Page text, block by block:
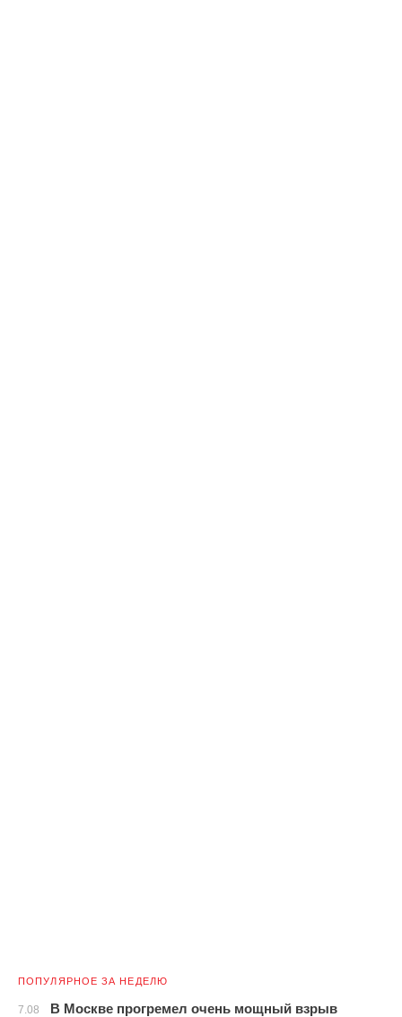
ПОПУЛЯРНОЕ ЗА НЕДЕЛЮ
7.08 В Москве прогремел очень мощный взрыв